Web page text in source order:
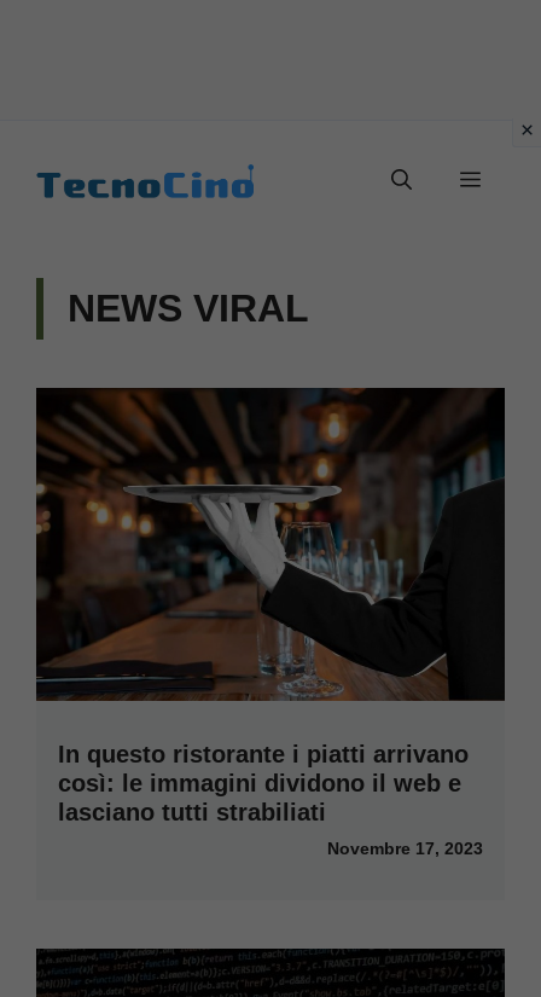
Menu
NEWS VIRAL
In questo ristorante i piatti arrivano
così: le immagini dividono il web e
lasciano tutti strabiliati
Novembre 17, 2023